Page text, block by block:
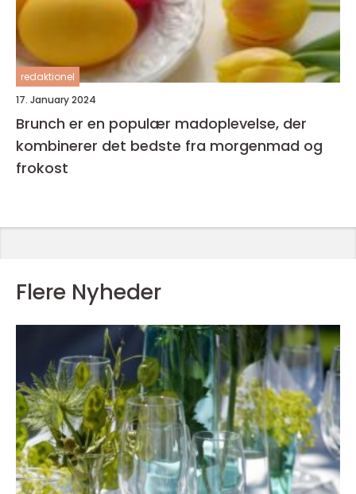
redaktionel
17. January 2024
Brunch er en populær madoplevelse, der
kombinerer det bedste fra morgenmad og
frokost
Flere Nyheder